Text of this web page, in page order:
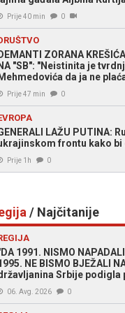
Prije 40 min 0
ZORANA
"SB": "Neistinita je
da ja ne
Prije 47 min 0
LAŽU PUTINA:
frontu kako bi
Prije 1h 0
/ Najčitanije
1991. NISMO
NE BISMO BJEŽALI
Srbije podigla
06. Avg. 2026 0